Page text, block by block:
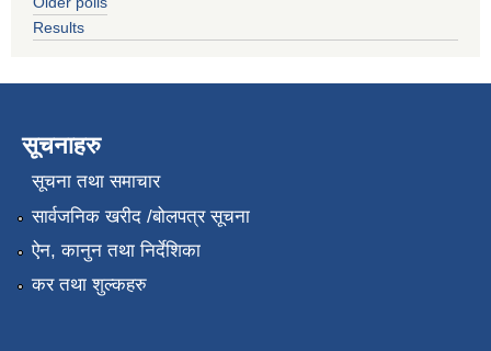
Results
सूचनाहरु
सूचना तथा समाचार
सार्वजनिक खरीद /बोलपत्र सूचना
ऐन, कानुन तथा निर्देशिका
कर तथा शुल्कहरु